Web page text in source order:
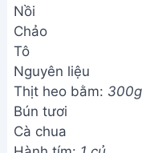
Nồi
Chảo
Tô
Nguyên liệu
Thịt heo bằm: 300g
Bún tươi
Cà chua